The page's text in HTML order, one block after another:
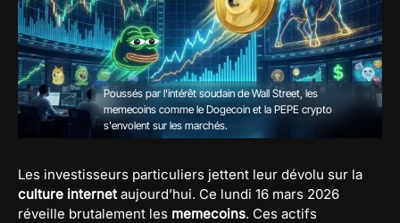
Poussés par l'intérêt soudain de Wall Street, les
memecoins comme le Dogecoin et la PEPE crypto
s'envolent sur les marchés.
Les investisseurs particuliers jettent leur dévolu sur la
culture internetaujourd’hui. Ce lundi 16 mars 2026
réveille brutalement les memecoins. Ces actifs